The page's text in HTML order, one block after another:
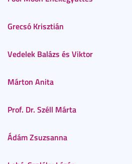
Grecsó Krisztián
Vedelek Balázs és Viktor
Márton Anita
Prof. Dr. Széll Márta
Ádám Zsuzsanna